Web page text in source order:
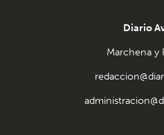
Diario
Marchena y